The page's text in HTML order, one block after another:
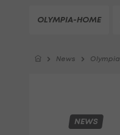
OLYMPIA-HOME
News Olympia
NEWS